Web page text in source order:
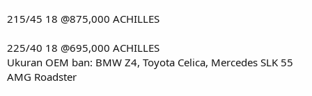
215/45 18 @875,000 ACHILLES
225/40 18 @695,000 ACHILLES
Ukuran OEM ban: BMW Z4, Toyota Celica, Mercedes SLK 55
AMG Roadster